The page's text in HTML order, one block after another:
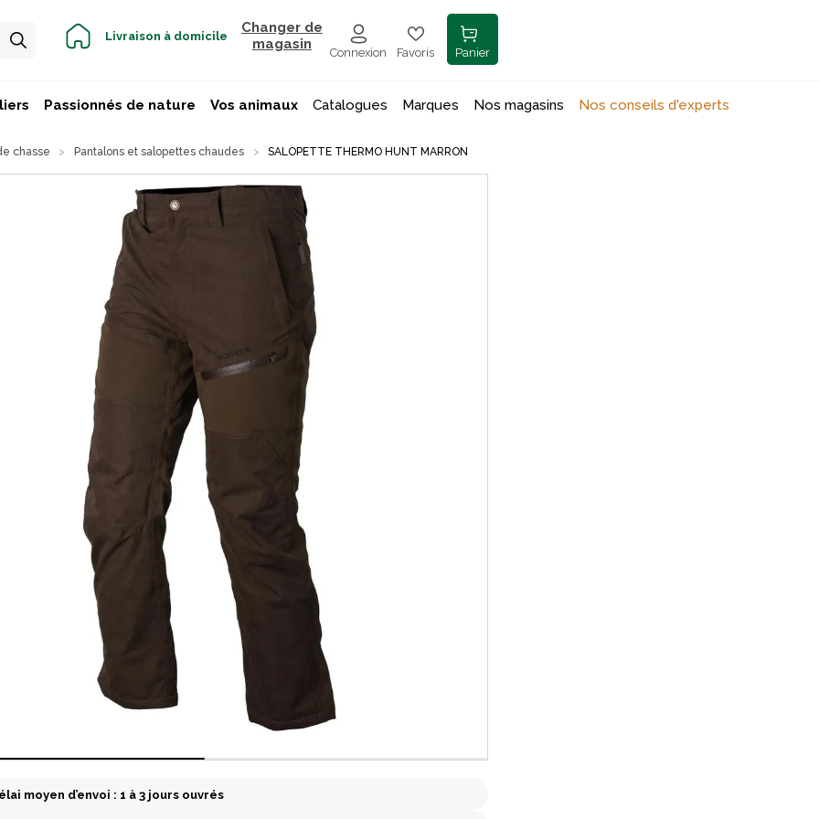
Livraison à domicile
Changer de
magasin
Connexion Favoris Panier
Passionnés de nature Vos animaux Catalogues Marques Nos magasins Nos conseils d'experts
chasse Pantalons et salopettes chaudes SALOPETTE THERMO HUNT MARRON
moyen d’envoi : 1 à 3 jours ouvrés